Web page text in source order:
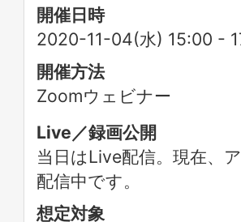
開催日時
2020-11-04(水) 15:00 -
開催方法
Zoomウェビナー
Live／録画公開
当日はLive配信。現在、
配信中です。
想定対象